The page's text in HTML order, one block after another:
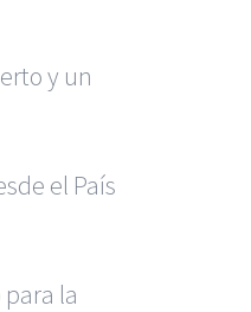
y un
el País
la